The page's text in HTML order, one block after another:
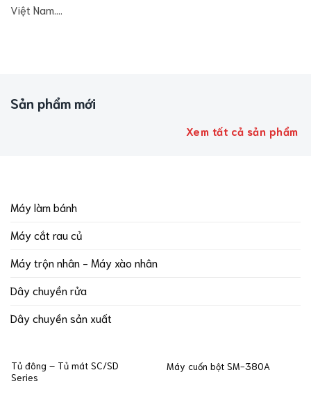
Việt Nam….
Sản phẩm mới
Xem tất cả sản phẩm
Máy làm bánh
Máy cắt rau củ
Máy trộn nhân - Máy xào nhân
Dây chuyền rửa
Dây chuyền sản xuất
Tủ đông – Tủ mát SC/SD
Series
Máy cuốn bột SM-380A